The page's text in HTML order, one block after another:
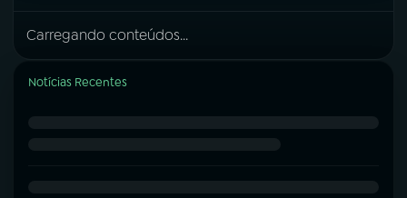
Carregando conteúdos...
Notícias Recentes